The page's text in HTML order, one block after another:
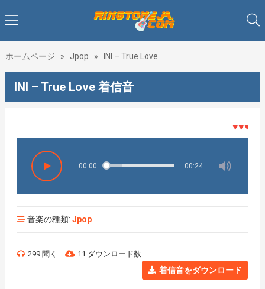
ホームページ » Jpop » INI – True Love
INI – True Love 着信音
♥♥♥着メ
00:00 00:24
音楽の種類: Jpop
299 聞く 11 ダウンロード数
着信音をダウンロード